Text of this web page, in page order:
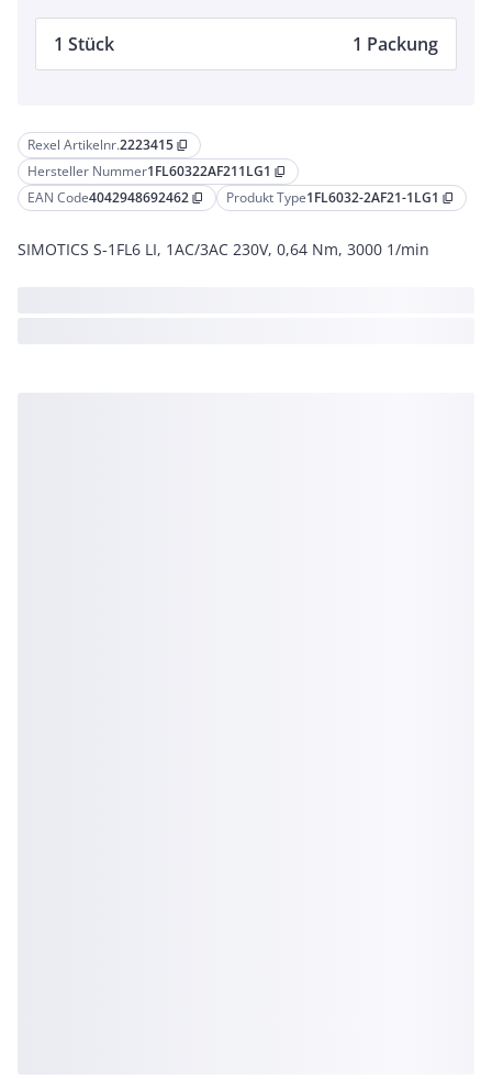
Rexel Artikelnr.2223415 content_copy
Hersteller Nummer1FL60322AF211LG1 content_copy
EAN Code4042948692462 content_copy Produkt Type1FL6032-2AF21-1LG1 content_copy
SIMOTICS S-1FL6 LI, 1AC/3AC 230V, 0,64 Nm, 3000 1/min
1 Stück 1 Packung